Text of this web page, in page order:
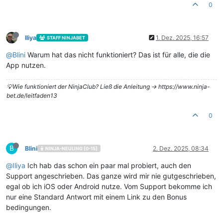
0
Iliya STAFF NINJABET 1. Dez. 2025, 16:57
@Blini Warum hat das nicht funktioniert? Das ist für alle, die die
App nutzen.
💡Wie funktioniert der NinjaClub? Ließ die Anleitung -> https://www.ninja-
bet.de/leitfaden13
0
B Blini NINJA-NEULING [0-15] 2. Dez. 2025, 08:34
@Iliya Ich hab das schon ein paar mal probiert, auch den
Support angeschrieben. Das ganze wird mir nie gutgeschrieben,
egal ob ich iOS oder Android nutze. Vom Support bekomme ich
nur eine Standard Antwort mit einem Link zu den Bonus
bedingungen.